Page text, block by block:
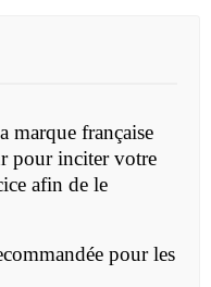
marque française
pour inciter votre
afin de le
pour les